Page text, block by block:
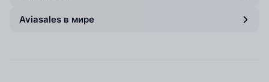
Aviasales в мире